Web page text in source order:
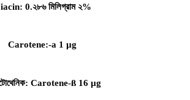
0.২৮৬ মিলিগ্রাম ২%
Carotene:-a 1 µg
: Carotene-ß 16 µg